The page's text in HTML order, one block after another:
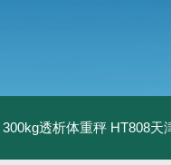
透析体重秤 HT808天